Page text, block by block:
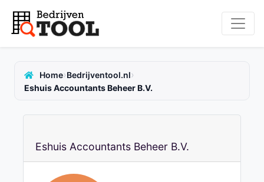
Home›Bedrijventool.nl›
Eshuis Accountants Beheer B.V.
Eshuis Accountants Beheer B.V.